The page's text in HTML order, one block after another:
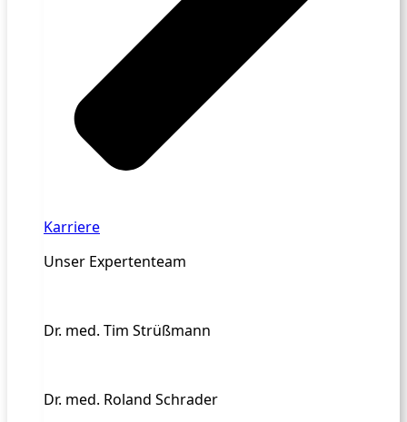
Karriere
Unser Expertenteam
Dr. med. Tim Strüßmann
Dr. med. Roland Schrader